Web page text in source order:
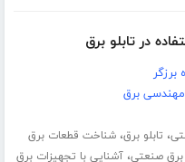
در تابلو برق
برق
، تابلو برق،شناخت قطعات برق
برق صنعتی،آشنایی با تجهیزات برق